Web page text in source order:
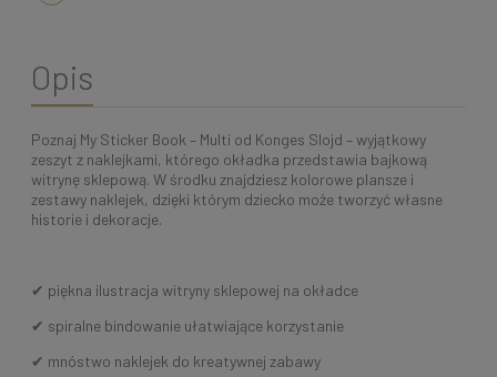
Opis
Poznaj My Sticker Book – Multi od Konges Slojd – wyjątkowy
zeszyt z naklejkami, którego okładka przedstawia bajkową
witrynę sklepową. W środku znajdziesz kolorowe plansze i
zestawy naklejek, dzięki którym dziecko może tworzyć własne
historie i dekoracje.
✔ piękna ilustracja witryny sklepowej na okładce
✔ spiralne bindowanie ułatwiające korzystanie
✔ mnóstwo naklejek do kreatywnej zabawy